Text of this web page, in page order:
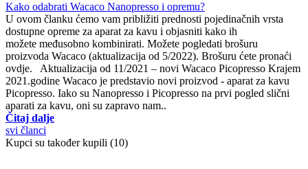
Kako odabrati Wacaco Nanopresso i opremu?
U ovom članku ćemo vam približiti prednosti pojedinačnih vrsta
dostupne opreme za aparat za kavu i objasniti kako ih
možete međusobno kombinirati. Možete pogledati brošuru
proizvoda Wacaco (aktualizacija od 5/2022). Brošuru ćete pronaći
ovdje. Aktualizacija od 11/2021 – novi Wacaco Picopresso Krajem
2021.godine Wacaco je predstavio novi proizvod - aparat za kavu
Picopresso. Iako su Nanopresso i Picopresso na prvi pogled slični
aparati za kavu, oni su zapravo nam..
Čitaj dalje
svi članci
Kupci su također kupili (10)